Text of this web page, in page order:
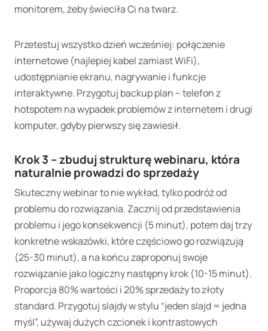
monitorem, żeby świeciła Ci na twarz.
Przetestuj wszystko dzień wcześniej: połączenie
internetowe (najlepiej kabel zamiast WiFi),
udostępnianie ekranu, nagrywanie i funkcje
interaktywne. Przygotuj backup plan – telefon z
hotspotem na wypadek problemów z internetem i drugi
komputer, gdyby pierwszy się zawiesił.
Krok 3 – zbuduj strukturę webinaru, która
naturalnie prowadzi do sprzedaży
Skuteczny webinar to nie wykład, tylko podróż od
problemu do rozwiązania. Zacznij od przedstawienia
problemu i jego konsekwencji (5 minut), potem daj trzy
konkretne wskazówki, które częściowo go rozwiązują
(25-30 minut), a na końcu zaproponuj swoje
rozwiązanie jako logiczny następny krok (10-15 minut).
Proporcja 80% wartości i 20% sprzedaży to złoty
standard. Przygotuj slajdy w stylu “jeden slajd = jedna
myśl”, używaj dużych czcionek i kontrastowych